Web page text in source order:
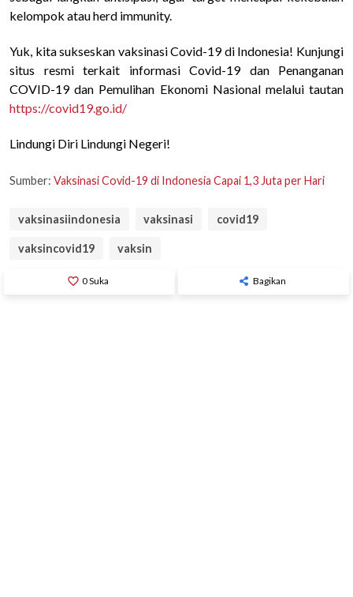
kelompok atau herd immunity.
Yuk, kita sukseskan vaksinasi Covid-19 di Indonesia! Kunjungi
situs resmi terkait informasi Covid-19 dan Penanganan
COVID-19 dan Pemulihan Ekonomi Nasional melalui tautan
https://covid19.go.id/
Lindungi Diri Lindungi Negeri!
Sumber: Vaksinasi Covid-19 di Indonesia Capai 1,3 Juta per Hari
vaksinasiindonesia vaksinasi covid19
vaksincovid19 vaksin
favorite_border 0Suka Bagikan